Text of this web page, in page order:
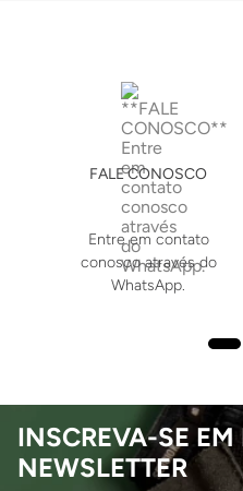
FALE CONOSCO
Entre em contato
conosco através do
WhatsApp.
INSCREVA-SE
NEWSLETTER